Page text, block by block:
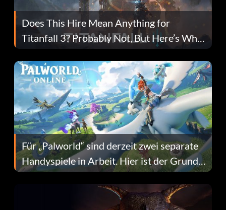
Does This Hire Mean Anything for
Titanfall 3? Probably Not, But Here’s Why
Fans Are Hopeful
Für „Palworld“ sind derzeit zwei separate
Handyspiele in Arbeit. Hier ist der Grund
dafür.